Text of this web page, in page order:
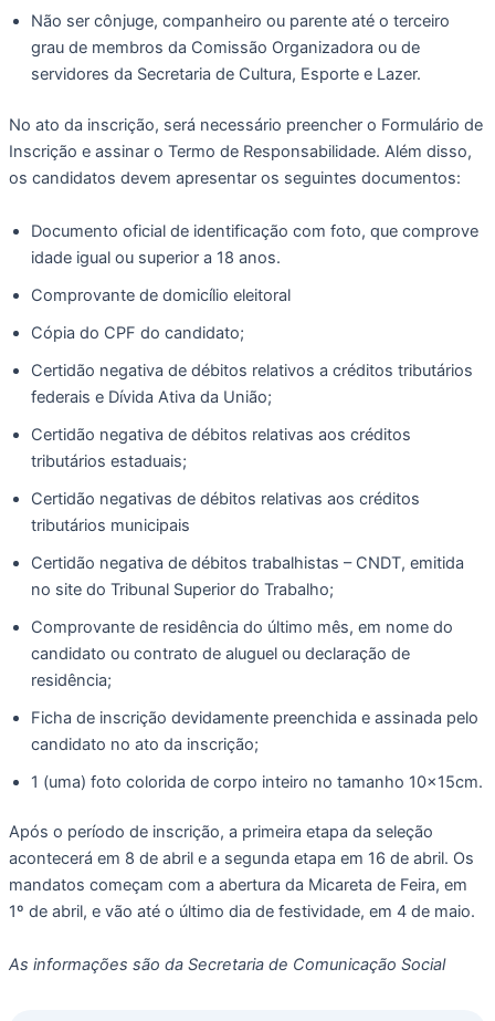
Não ser cônjuge, companheiro ou parente até o terceiro
grau de membros da Comissão Organizadora ou de
servidores da Secretaria de Cultura, Esporte e Lazer.
No ato da inscrição, será necessário preencher o Formulário de
Inscrição e assinar o Termo de Responsabilidade. Além disso,
os candidatos devem apresentar os seguintes documentos:
Documento oficial de identificação com foto, que comprove
idade igual ou superior a 18 anos.
Comprovante de domicílio eleitoral
Cópia do CPF do candidato;
Certidão negativa de débitos relativos a créditos tributários
federais e Dívida Ativa da União;
Certidão negativa de débitos relativas aos créditos
tributários estaduais;
Certidão negativas de débitos relativas aos créditos
tributários municipais
Certidão negativa de débitos trabalhistas – CNDT, emitida
no site do Tribunal Superior do Trabalho;
Comprovante de residência do último mês, em nome do
candidato ou contrato de aluguel ou declaração de
residência;
Ficha de inscrição devidamente preenchida e assinada pelo
candidato no ato da inscrição;
1 (uma) foto colorida de corpo inteiro no tamanho 10x15cm.
Após o período de inscrição, a primeira etapa da seleção
acontecerá em 8 de abril e a segunda etapa em 16 de abril. Os
mandatos começam com a abertura da Micareta de Feira, em
1º de abril, e vão até o último dia de festividade, em 4 de maio.
As informações são da Secretaria de Comunicação Social